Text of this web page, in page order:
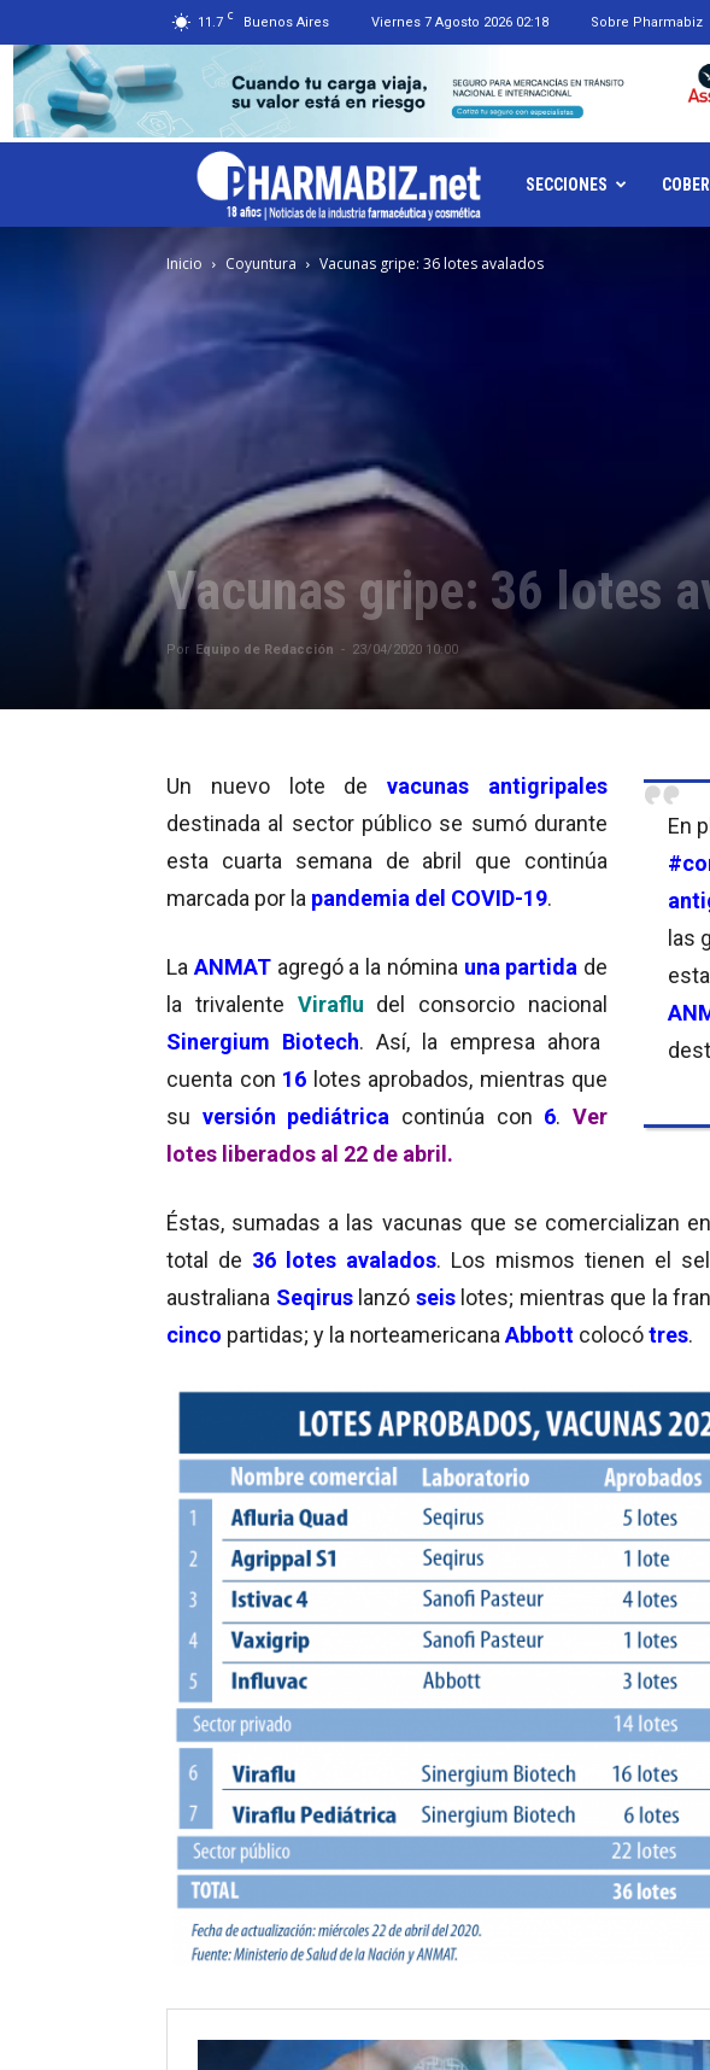
11.7 C Buenos Aires Viernes 7 Agosto 2026 02:18 Sobre Pharmabiz
Pharmabiz.NET
SECCIONES
Inicio Coyuntura Vacunas gripe: 36 lotes avalados
Vacunas gripe: 36 lotes
Por Equipo de Redacción - 23/04/2020 10:00
En
las
Un nuevo lote devacunas
antigripales
destinada al sector público se sumó durante
esta cuarta semana de abril que continúa
marcada por la pandemia del COVID-19.
La ANMATagregó a la nómina una partida de
la trivalente Viraflu del consorcio nacional
Sinergium Biotech. Así, la empresa ahora
cuenta con 16 lotes aprobados, mientras que
su versión pediátrica continúa con 6.Ver
lotes liberados al 22 de abril.
Éstas, sumadas a las vacunas que se comercializan
total de 36 lotes avalados. Los mismos tienen el
australiana Seqirus lanzó seis lotes; mientras que la
cinco partidas; y la norteamericana Abbott colocótres.